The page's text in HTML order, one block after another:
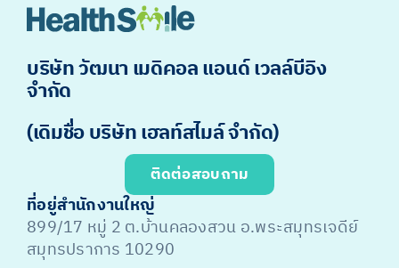
บริษัท วัฒนา เมดิคอล แอนด์ เวลล์บีอิง
จำกัด
(เดิมชื่อ บริษัท เฮลท์สไมล์ จำกัด)
ติดต่อสอบถาม
ที่อยู่สำนักงานใหญ่
899/17 หมู่ 2 ต.บ้านคลองสวน อ.พระสมุทรเจดีย์
สมุทรปราการ 10290